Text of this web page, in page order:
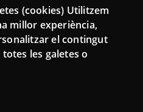
(cookies) Utilitzem
millor experiència,
el contingut
les galetes o